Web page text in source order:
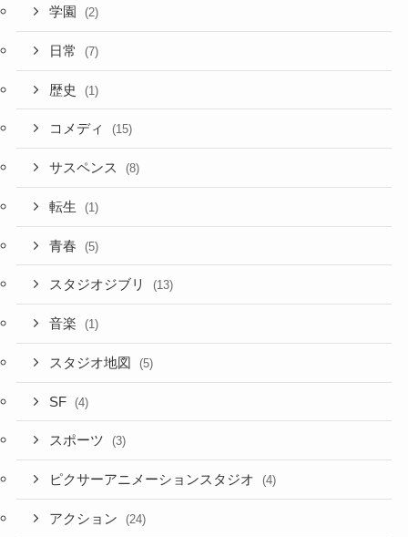
学園 (2)
日常 (7)
歴史 (1)
コメディ (15)
サスペンス (8)
転生 (1)
青春 (5)
スタジオジブリ (13)
音楽 (1)
スタジオ地図 (5)
SF (4)
スポーツ (3)
ピクサーアニメーションスタジオ (4)
アクション (24)